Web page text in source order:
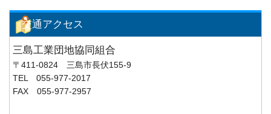
交通アクセス
三島工業団地協同組合
〒411-0824 三島市長伏155-9
TEL 055-977-2017
FAX 055-977-2957